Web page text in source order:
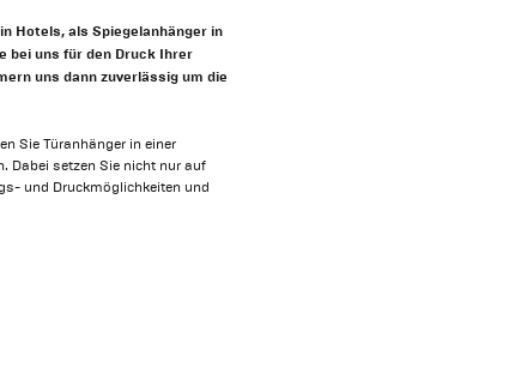
Hotels, als Spiegelanhänger in
bei uns für den Druck Ihrer
uns dann zuverlässig um die
Sie Türanhänger in einer
Dabei setzen Sie nicht nur auf
und Druckmöglichkeiten und